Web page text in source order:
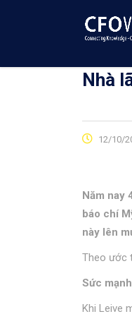
Nhà
12/10/
Năm nay
báo chí
này lên
Theo ước
Sức
Khi Leive